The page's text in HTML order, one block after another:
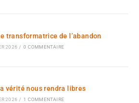
transformatrice de l’abandon
2026 / 0 COMMENTAIRE
vérité nous rendra libres
2026 / 1 COMMENTAIRE